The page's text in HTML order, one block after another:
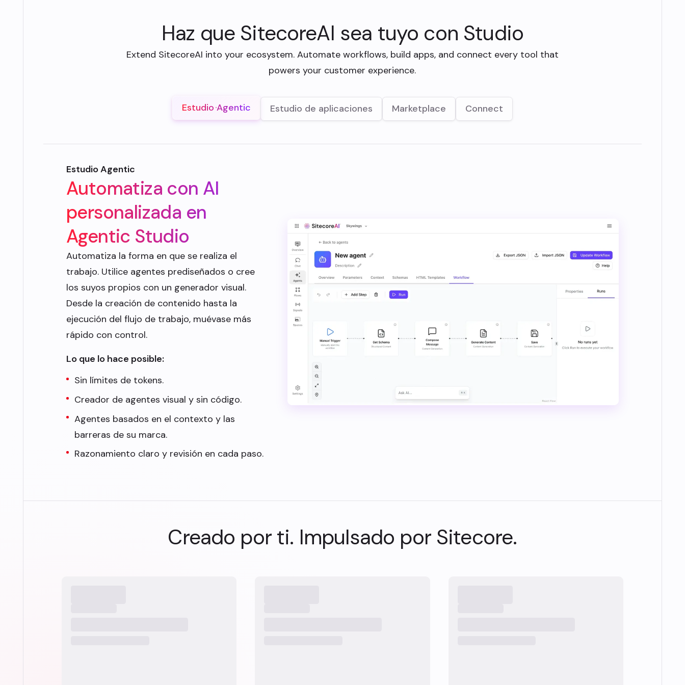
Haz que SitecoreAI sea tuyo con Studio
Extend SitecoreAI into your ecosystem. Automate workflows, build apps, and connect every tool that
powers your customer experience.
Estudio Agentic Estudio de aplicaciones Marketplace Connect
Estudio Agentic
Automatiza con AI
personalizada en
Agentic Studio
Automatiza la forma en que se realiza el
trabajo. Utilice agentes prediseñados o cree
los suyos propios con un generador visual.
Desde la creación de contenido hasta la
ejecución del flujo de trabajo, muévase más
rápido con control.
Lo que lo hace posible:
Sin límites de tokens.
Creador de agentes visual y sin código.
Agentes basados en el contexto y las
barreras de su marca.
Razonamiento claro y revisión en cada paso.
Creado por ti. Impulsado por Sitecore.